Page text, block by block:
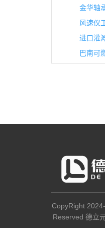
金华轴
风速仪
进口灌
巴南可
CopyRight
Reserved 德立